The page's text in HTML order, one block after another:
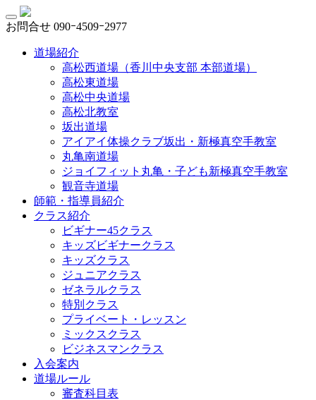
お問合せ 090ｰ4509ｰ2977
道場紹介
高松西道場（香川中央支部 本部道場）
高松東道場
高松中央道場
高松北教室
坂出道場
アイアイ体操クラブ坂出・新極真空手教室
丸亀南道場
ジョイフィット丸亀・子ども新極真空手教室
観音寺道場
師範・指導員紹介
クラス紹介
ビギナー45クラス
キッズビギナークラス
キッズクラス
ジュニアクラス
ゼネラルクラス
特別クラス
プライベート・レッスン
ミックスクラス
ビジネスマンクラス
入会案内
道場ルール
審査科目表